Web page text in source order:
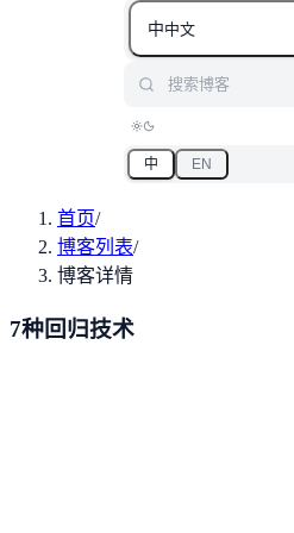
中中文
中 EN
首页/
博客列表/
博客详情
7种回归技术